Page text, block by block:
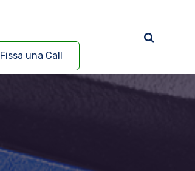
Fissa una Call